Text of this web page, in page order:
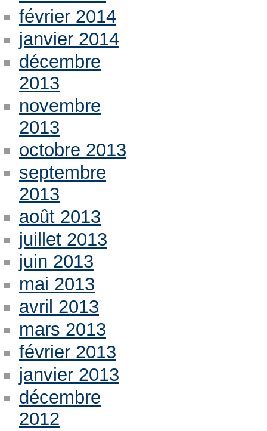
février 2014
janvier 2014
décembre
2013
novembre
2013
octobre 2013
septembre
2013
août 2013
juillet 2013
juin 2013
mai 2013
avril 2013
mars 2013
février 2013
janvier 2013
décembre
2012